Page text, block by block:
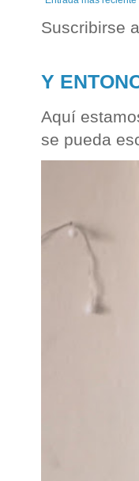
Suscribirse
Y
Aquí
se pueda